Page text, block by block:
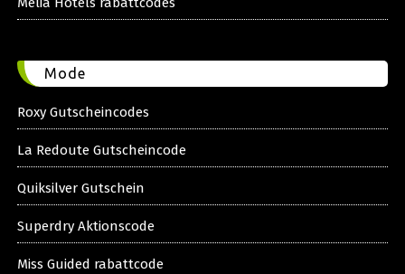
Mode
Roxy Gutscheincodes
La Redoute Gutscheincode
Quiksilver Gutschein
Superdry Aktionscode
Miss Guided rabattcode